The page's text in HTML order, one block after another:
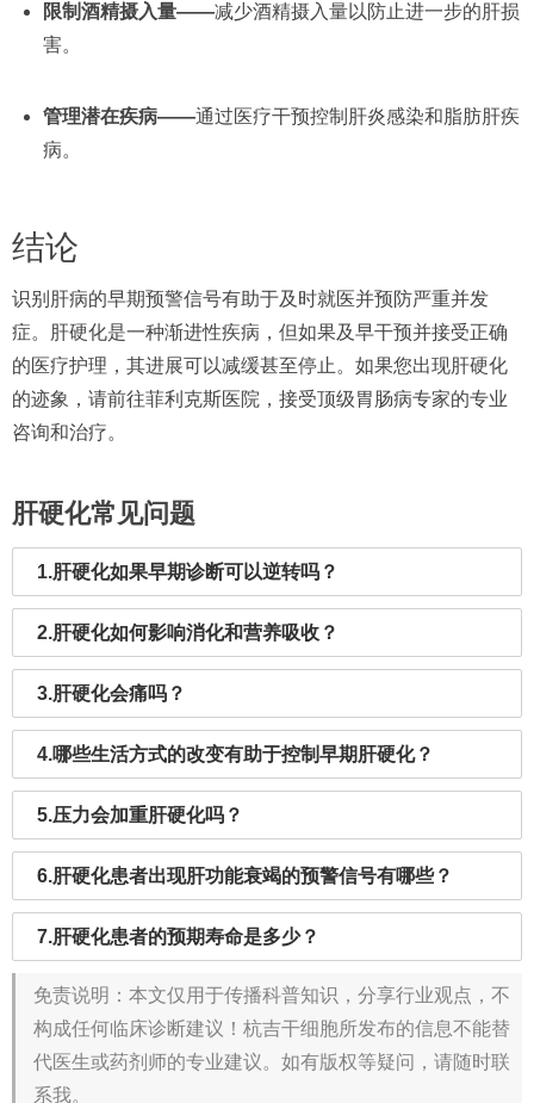
限制酒精摄入量——减少酒精摄入量以防止进一步的肝损
害。
管理潜在疾病——通过医疗干预控制肝炎感染和脂肪肝疾
病。
结论
识别肝病的早期预警信号有助于及时就医并预防严重并发
症。肝硬化是一种渐进性疾病，但如果及早干预并接受正确
的医疗护理，其进展可以减缓甚至停止。如果您出现肝硬化
的迹象，请前往菲利克斯医院，接受顶级胃肠病专家的专业
咨询和治疗。
肝硬化常见问题
1.肝硬化如果早期诊断可以逆转吗？
2.肝硬化如何影响消化和营养吸收？
3.肝硬化会痛吗？
4.哪些生活方式的改变有助于控制早期肝硬化？
5.压力会加重肝硬化吗？
6.肝硬化患者出现肝功能衰竭的预警信号有哪些？
7.肝硬化患者的预期寿命是多少？
免责说明：本文仅用于传播科普知识，分享行业观点，不
构成任何临床诊断建议！杭吉干细胞所发布的信息不能替
代医生或药剂师的专业建议。如有版权等疑问，请随时联
系我。